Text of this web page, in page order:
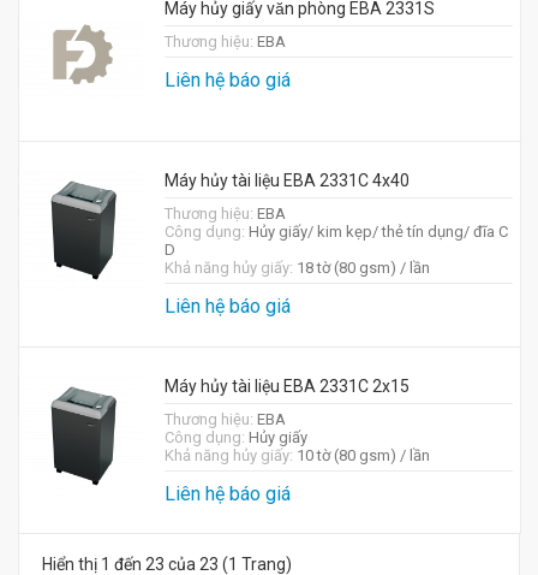
Máy hủy giấy văn phòng EBA 2331S
Thương hiệu: EBA
Liên hệ báo giá
Máy hủy tài liệu EBA 2331C 4x40
Thương hiệu: EBA
Công dụng: Hủy giấy/ kim kẹp/ thẻ tín dụng/ đĩa C
D
Khả năng hủy giấy: 18 tờ (80 gsm) / lần
Liên hệ báo giá
Máy hủy tài liệu EBA 2331C 2x15
Thương hiệu: EBA
Công dụng: Hủy giấy
Khả năng hủy giấy: 10 tờ (80 gsm) / lần
Liên hệ báo giá
Hiển thị 1 đến 23 của 23 (1 Trang)